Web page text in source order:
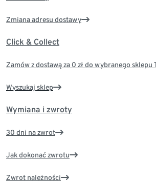
Zmiana adresu dostawy
Click & Collect
Zamów z dostawą za 0 zł do wybranego sklepu
Wyszukaj sklep
Wymiana i zwroty
30 dni na zwrot
Jak dokonać zwrotu
Zwrot należności